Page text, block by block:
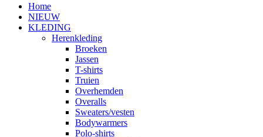
Home
NIEUW
KLEDING
Herenkleding
Broeken
Jassen
T-shirts
Truien
Overhemden
Overalls
Sweaters/vesten
Bodywarmers
Polo-shirts